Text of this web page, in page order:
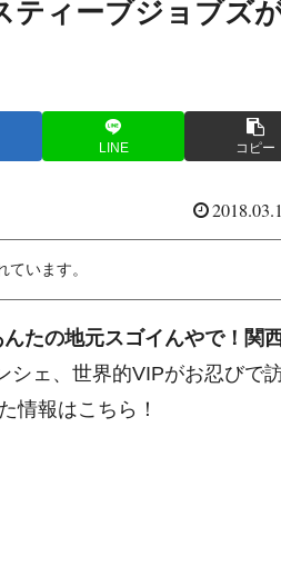
ティーブジョブズ
LINE コピー
います。
んたの地元スゴイんやで！関
ェ、世界的VIPがお忍びで
情報はこちら！